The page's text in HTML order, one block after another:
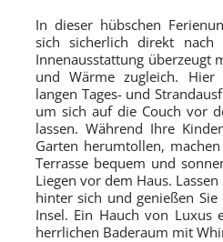
In dieser hübschen
sich sicherlich direkt
Innenausstattung überzeugt
und Wärme zugleich.
langen Tages- und
um sich auf die Couch vor
lassen. Während Ihre
Garten herumtollen,
Terrasse bequem und
Liegen vor dem Haus.
hinter sich und genießen
Insel. Ein Hauch von Luxus
herrlichen Baderaum mit